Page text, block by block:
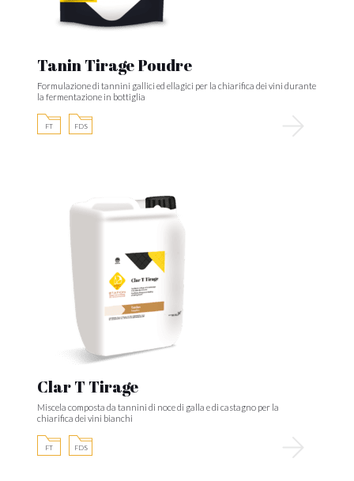
Tanin Tirage Poudre
Formulazione di tannini gallici ed ellagici per la chiarifica dei vini durante
la fermentazione in bottiglia
FT FDS
Clar T Tirage
Miscela composta da tannini di noce di galla e di castagno per la
chiarifica dei vini bianchi
FT FDS